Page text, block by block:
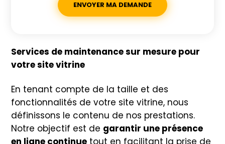
Services de maintenance sur mesure pour
votre site vitrine
En tenant compte de la taille et des
fonctionnalités de votre site vitrine, nous
définissons le contenu de nos prestations.
Notre objectif est de garantir une présence
en ligne continue tout en facilitant la prise de